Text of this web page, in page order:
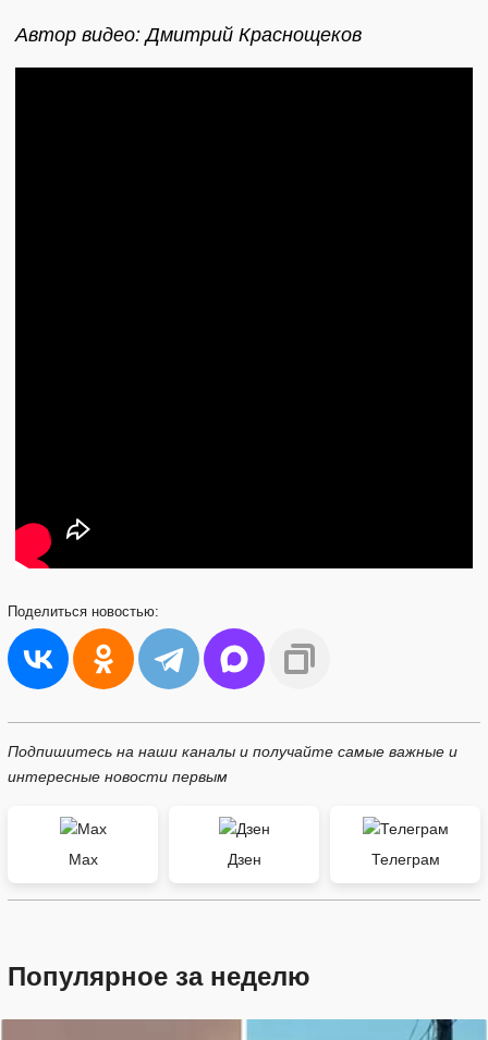
Автор видео: Дмитрий Краснощеков
Поделиться новостью:
Подпишитесь на наши каналы и получайте самые важные и
интересные новости первым
Max Дзен Телеграм
Популярное за неделю